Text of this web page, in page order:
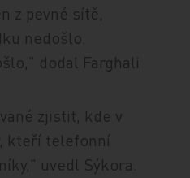
z pevné sítě,
nedošlo.
dodal Farghali
zjistit, kde v
kteří telefonní
uvedl Sýkora.